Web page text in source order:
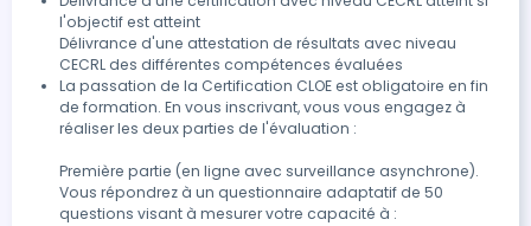
l'objectif est atteint
Délivrance d'une attestation de résultats avec niveau
CECRL des différentes compétences évaluées
La passation de la Certification CLOE est obligatoire en fin
de formation. En vous inscrivant, vous vous engagez à
réaliser les deux parties de l'évaluation :
Première partie (en ligne avec surveillance asynchrone).
Vous répondrez à un questionnaire adaptatif de 50
questions visant à mesurer votre capacité à :